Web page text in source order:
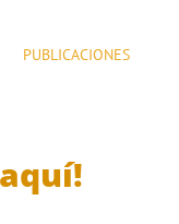
PUBLICACIONES